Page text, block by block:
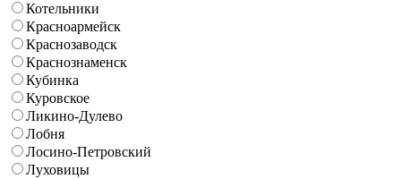
Котельники
Красноармейск
Краснозаводск
Краснознаменск
Кубинка
Куровское
Ликино-Дулево
Лобня
Лосино-Петровский
Луховицы